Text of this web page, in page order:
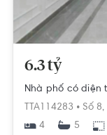
6.3 tỷ
TTA114283 • Số 8,
4
5